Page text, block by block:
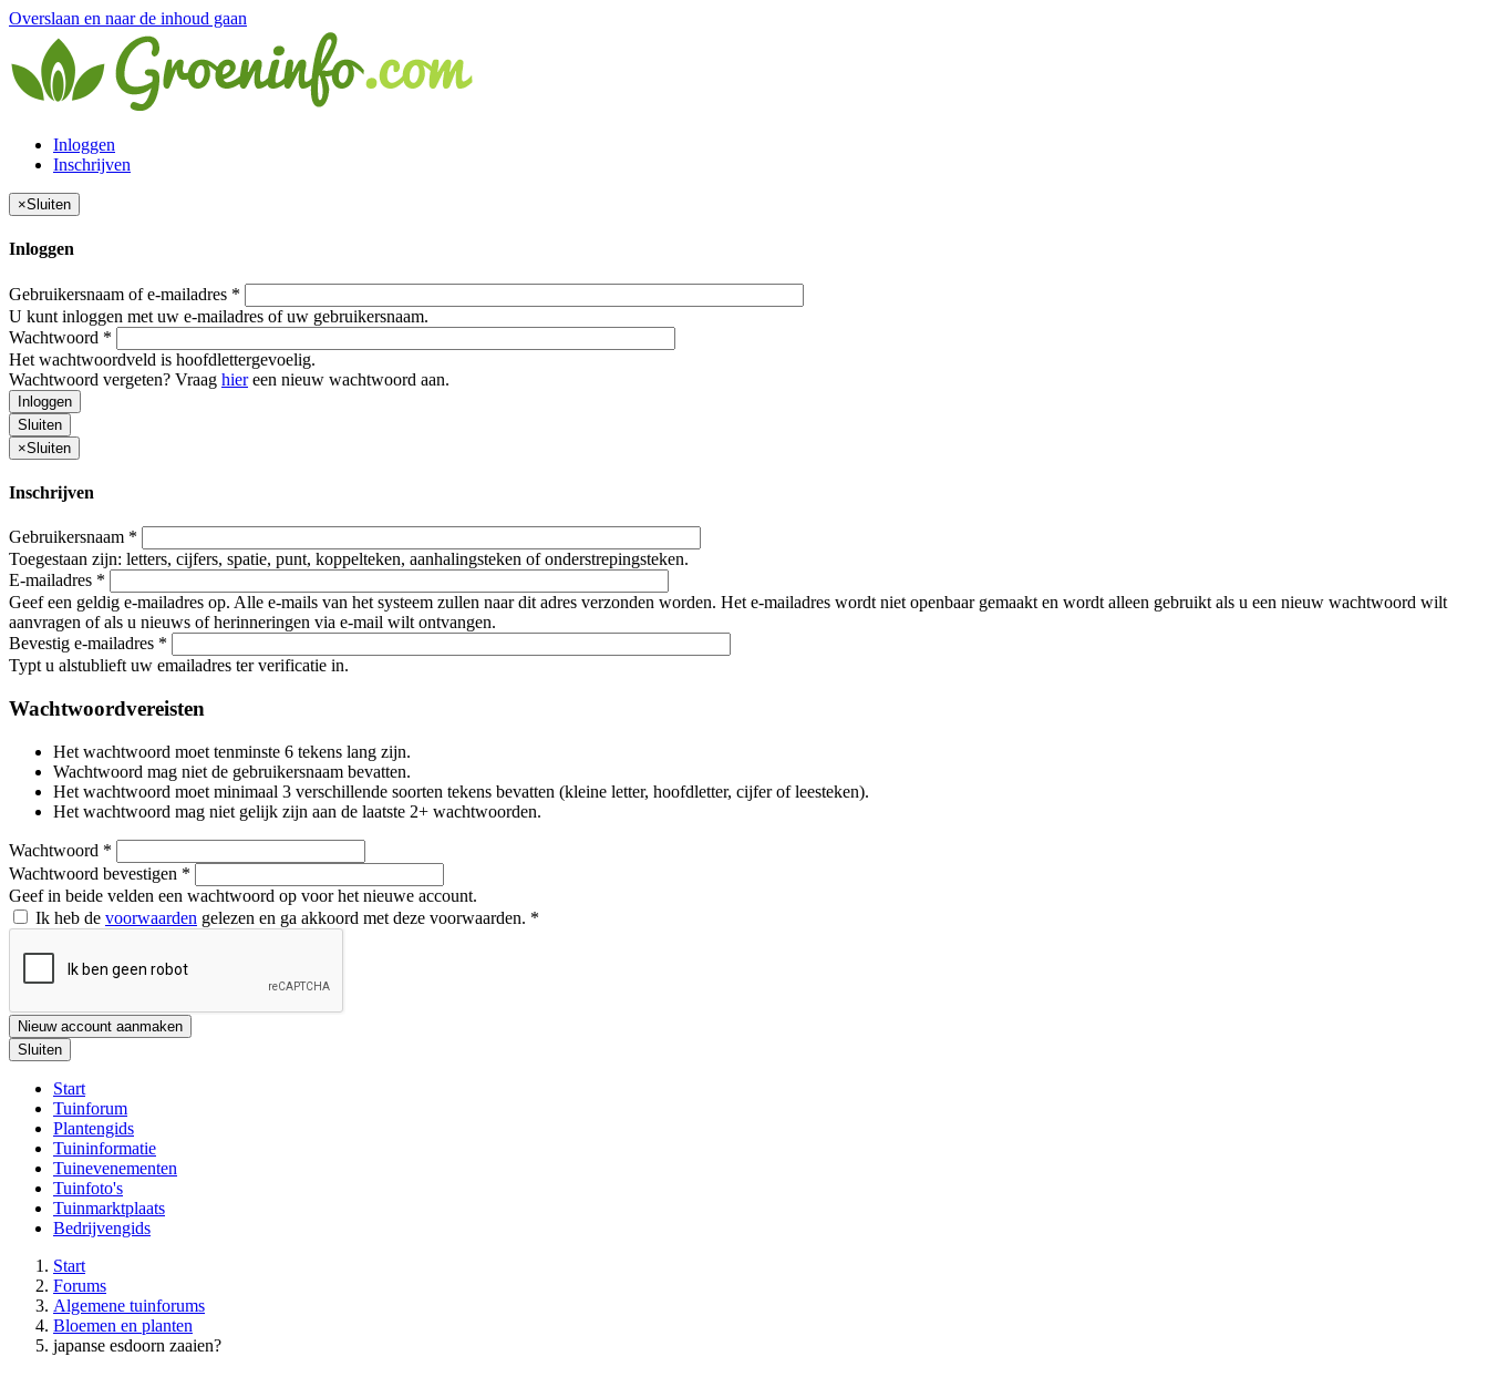
Overslaan en naar de inhoud gaan
Inloggen
Inschrijven
×Sluiten
Inloggen
Gebruikersnaam of e-mailadres *
U kunt inloggen met uw e-mailadres of uw gebruikersnaam.
Wachtwoord *
Het wachtwoordveld is hoofdlettergevoelig.
Wachtwoord vergeten? Vraag hiereen nieuw wachtwoord aan.
Inloggen
Sluiten
×Sluiten
Inschrijven
Gebruikersnaam *
Toegestaan zijn: letters, cijfers, spatie, punt, koppelteken, aanhalingsteken of onderstrepingsteken.
E-mailadres *
Geef een geldig e-mailadres op. Alle e-mails van het systeem zullen naar dit adres verzonden worden. Het e-mailadres wordt niet openbaar gemaakt en wordt alleen gebruikt als u een nieuw wachtwoord wilt
aanvragen of als u nieuws of herinneringen via e-mail wilt ontvangen.
Bevestig e-mailadres *
Typt u alstublieft uw emailadres ter verificatie in.
Wachtwoordvereisten
Het wachtwoord moet tenminste 6 tekens lang zijn.
Wachtwoord mag niet de gebruikersnaam bevatten.
Het wachtwoord moet minimaal 3 verschillende soorten tekens bevatten (kleine letter, hoofdletter, cijfer of leesteken).
Het wachtwoord mag niet gelijk zijn aan de laatste 2+ wachtwoorden.
Wachtwoord *
Wachtwoord bevestigen *
Geef in beide velden een wachtwoord op voor het nieuwe account.
Ik heb de voorwaarden gelezen en ga akkoord met deze voorwaarden. *
Nieuw account aanmaken
Sluiten
Start
Tuinforum
Plantengids
Tuininformatie
Tuinevenementen
Tuinfoto's
Tuinmarktplaats
Bedrijvengids
Start
Forums
Algemene tuinforums
Bloemen en planten
japanse esdoorn zaaien?